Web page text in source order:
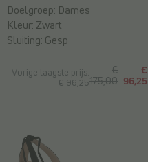
Vorige laagste prijs:
€ 96,25
€
175,00
€
96,25
Doelgroep: Dames
Kleur: Zwart
Sluiting: Gesp